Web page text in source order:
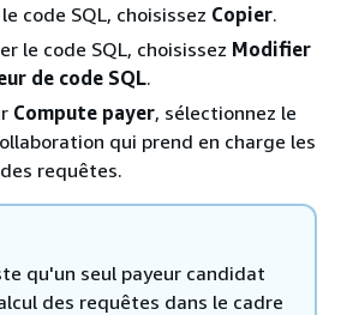
code SQL, choisissez Copier.
le code SQL, choisissez Modifier
de code SQL.
Compute payer, sélectionnez le
qui prend en charge les
requêtes.
qu'un seul payeur candidat
des requêtes dans le cadre